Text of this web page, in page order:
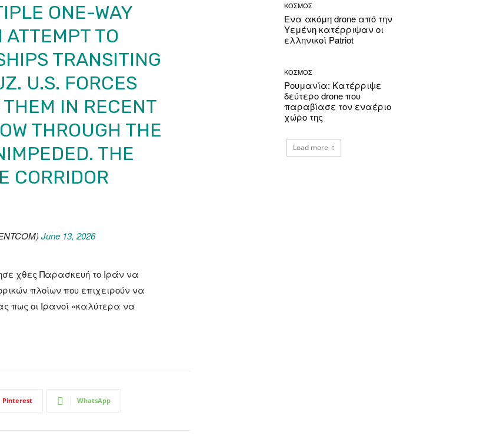
ONE-WAY
TO
TRANSITING
U.S. FORCES
IN RECENT
THROUGH THE
THE
CORRIDOR
June 13, 2026
χθες Παρασκευή το Ιράν να
πλοίων που επιχειρούν να
πως οι Ιρανοί «καλύτερα να
Pinterest WhatsApp
ΚΟΣΜΟΣ
Ένα ακόμη drone από την
Υεμένη κατέρριψαν οι
ελληνικοί Patriot
ΚΟΣΜΟΣ
Ρουμανία: Κατέρριψε
δεύτερο drone που
παραβίασε τον εναέριο
χώρο της
Load more